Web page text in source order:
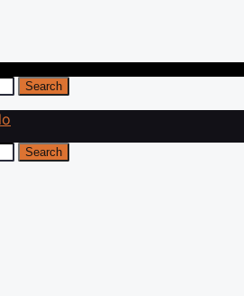
Search
Search